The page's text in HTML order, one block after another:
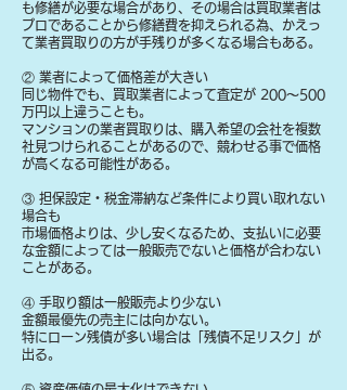
も修繕が必要な場合があり、その場合は買取業者は
プロであることから修繕費を抑えられる為、かえっ
て業者買取りの方が手残りが多くなる場合もある。
② 業者によって価格差が大きい
同じ物件でも、買取業者によって査定が 200〜500
万円以上違うことも。
マンションの業者買取りは、購入希望の会社を複数
社見つけられることがあるので、競わせる事で価格
が高くなる可能性がある。
③ 担保設定・税金滞納など条件により買い取れない
場合も
​市場価格よりは、少し安くなるため、支払いに必要
な金額によっては一般販売でないと価格が合わない
ことがある。
④ 手取り額は一般販売より少ない
金額最優先の売主には向かない。
特にローン残債が多い場合は「残債不足リスク」が
出る。